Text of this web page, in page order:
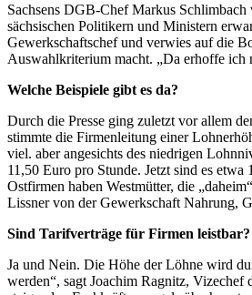
Sachsens DGB-Chef Markus Schlimbach
sächsischen Politikern und Ministern
Gewerkschaftschef und verwies auf die
Auswahlkriterium macht. „Da erhoffe ich
Welche Beispiele gibt es da?
Durch die Presse ging zuletzt vor allem
stimmte die Firmenleitung einer
viel. aber angesichts des niedrigen
11,50 Euro pro Stunde. Jetzt sind es
Ostfirmen haben Westmütter, die
Lissner von der Gewerkschaft Nahrung,
Sind Tarifverträge für Firmen leistbar?
Ja und Nein. Die Höhe der Löhne wird
werden“, sagt Joachim Ragnitz, Vizechef